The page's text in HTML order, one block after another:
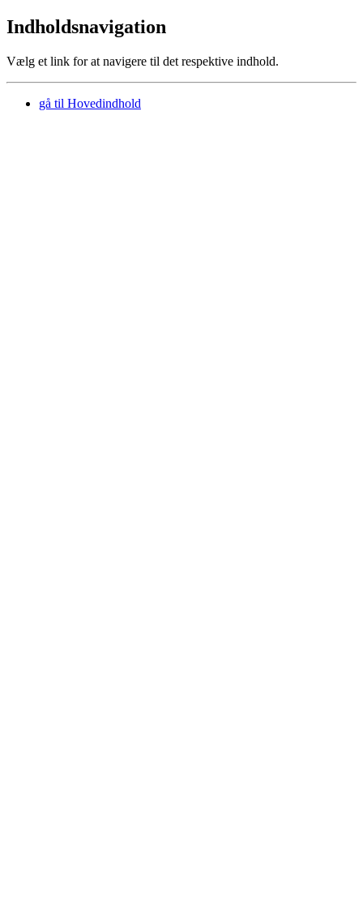
Indholdsnavigation
Vælg et link for at navigere til det respektive indhold.
gå til Hovedindhold